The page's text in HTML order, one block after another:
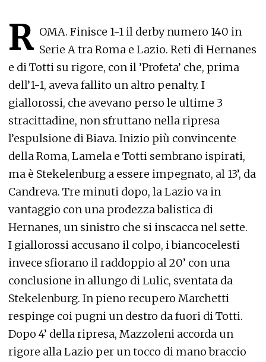
R OMA. Finisce 1-1 il derby numero 140 in
Serie A tra Roma e Lazio. Reti di Hernanes
e di Totti su rigore, con il ’Profeta’ che, prima
dell’1-1, aveva fallito un altro penalty. I
giallorossi, che avevano perso le ultime 3
stracittadine, non sfruttano nella ripresa
l’espulsione di Biava. Inizio più convincente
della Roma, Lamela e Totti sembrano ispirati,
ma è Stekelenburg a essere impegnato, al 13’, da
Candreva. Tre minuti dopo, la Lazio va in
vantaggio con una prodezza balistica di
Hernanes, un sinistro che si inscacca nel sette.
I giallorossi accusano il colpo, i biancocelesti
invece sfiorano il raddoppio al 20’ con una
conclusione in allungo di Lulic, sventata da
Stekelenburg. In pieno recupero Marchetti
respinge coi pugni un destro da fuori di Totti.
Dopo 4’ della ripresa, Mazzoleni accorda un
rigore alla Lazio per un tocco di mano braccio